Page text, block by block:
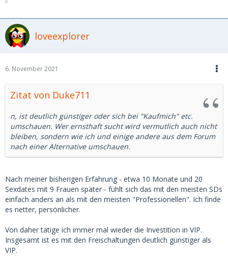
loveexplorer
6. November 2021
Zitat von Duke711
n, ist deutlich günstiger oder sich bei "Kaufmich" etc.
umschauen. Wer ernsthaft sucht wird vermutlich auch nicht
bleiben, sondern wie ich und einige andere aus dem Forum
nach einer Alternative umschauen.
Nach meiner bisherigen Erfahrung - etwa 10 Monate und 20
Sexdates mit 9 Frauen später - fühlt sich das mit den meisten SDs
einfach anders an als mit den meisten "Professionellen". Ich finde
es netter, persönlicher.
Von daher tätige ich immer mal wieder die Investition in VIP.
Insgesamt ist es mit den Freischaltungen deutlich günstiger als
VIP.